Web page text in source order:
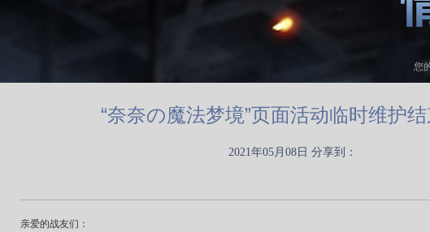
您
“奈奈の魔法梦境”页面活动临时维护
2021年05月08日 分享到：
亲爱的战友们：